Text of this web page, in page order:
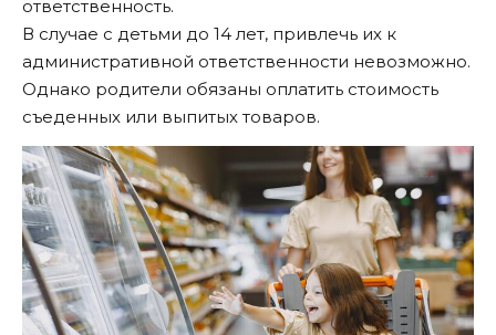
ответственность.
В случае с детьми до 14 лет, привлечь их к
административной ответственности невозможно.
Однако родители обязаны оплатить стоимость
съеденных или выпитых товаров.